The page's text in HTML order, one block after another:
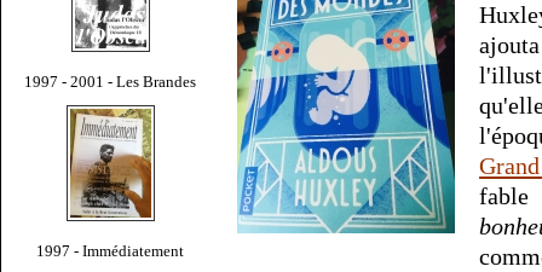
1997 - 2001 - Les Brandes
1997 - Immédiatement